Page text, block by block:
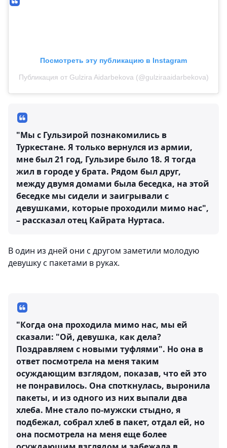
Посмотреть эту публикацию в Instagram
Публикация от Gulzira Aidarbekova (@gulziraaidarbekova)
"Мы с Гульзирой познакомились в
Туркестане. Я только вернулся из армии,
мне был 21 год, Гульзире было 18. Я тогда
жил в городе у брата. Рядом был друг,
между двумя домами была беседка, на этой
беседке мы сидели и заигрывали с
девушками, которые проходили мимо нас",
– рассказал отец Кайрата Нуртаса.
В один из дней они с другом заметили молодую
девушку с пакетами в руках.
"Когда она проходила мимо нас, мы ей
сказали: "Ой, девушка, как дела?
Поздравляем с новыми туфлями". Но она в
ответ посмотрела на меня таким
осуждающим взглядом, показав, что ей это
не понравилось. Она споткнулась, выронила
пакеты, и из одного из них выпали два
хлеба. Мне стало по-мужски стыдно, я
подбежал, собрал хлеб в пакет, отдал ей, но
она посмотрела на меня еще более